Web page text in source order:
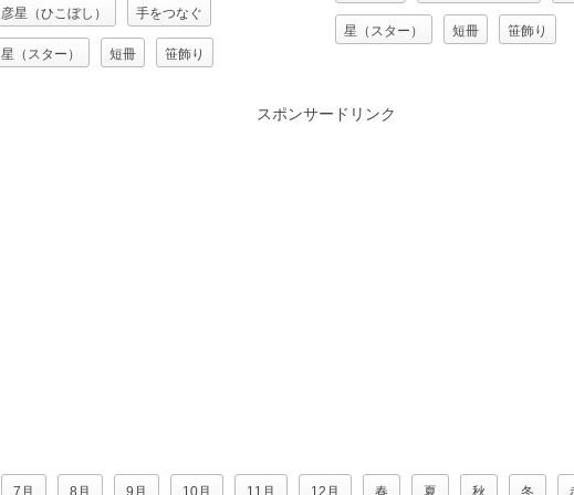
星（スター） 短冊 笹飾り
彦星（ひこぼし） 手をつなぐ
星（スター） 短冊 笹飾り
スポンサードリンク
7月 8月 9月 10月 11月 12月 春 夏 秋 冬